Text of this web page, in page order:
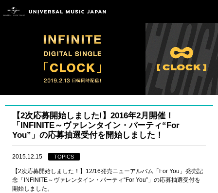
【2次応募開始しました!】2016年2月開催！
「INFINITE～ヴァレンタイン・パーティ“For
You”」の応募抽選受付を開始しました！
2015.12.15 TOPICS
【2次応募開始しました！】12/16発売ニューアルバム「For You」発売記
念「INFINITE～ヴァレンタイン・パーティ“For You”」の応募抽選受付を
開始しました。